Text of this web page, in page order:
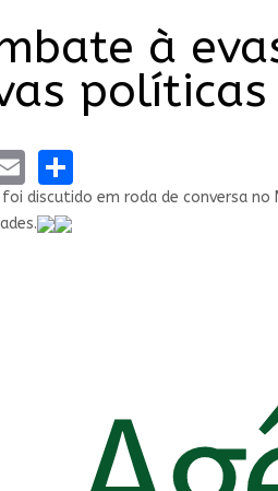
à
políticas
Email
discutido em roda de conversa no